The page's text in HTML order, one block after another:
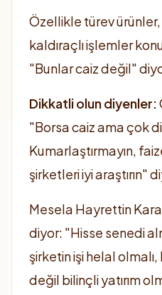
Özellikle türev
kaldıraçlı işlemler
"Bunlar caiz değil"
Dikkatli olun diyenler:
"Borsa caiz ama çok
Kumarlaştırmayın,
şirketleri iyi araştırın"
Mesela Hayrettin
diyor: "Hisse senedi
şirketin işi helal olmalı,
değil bilinçli yatırım